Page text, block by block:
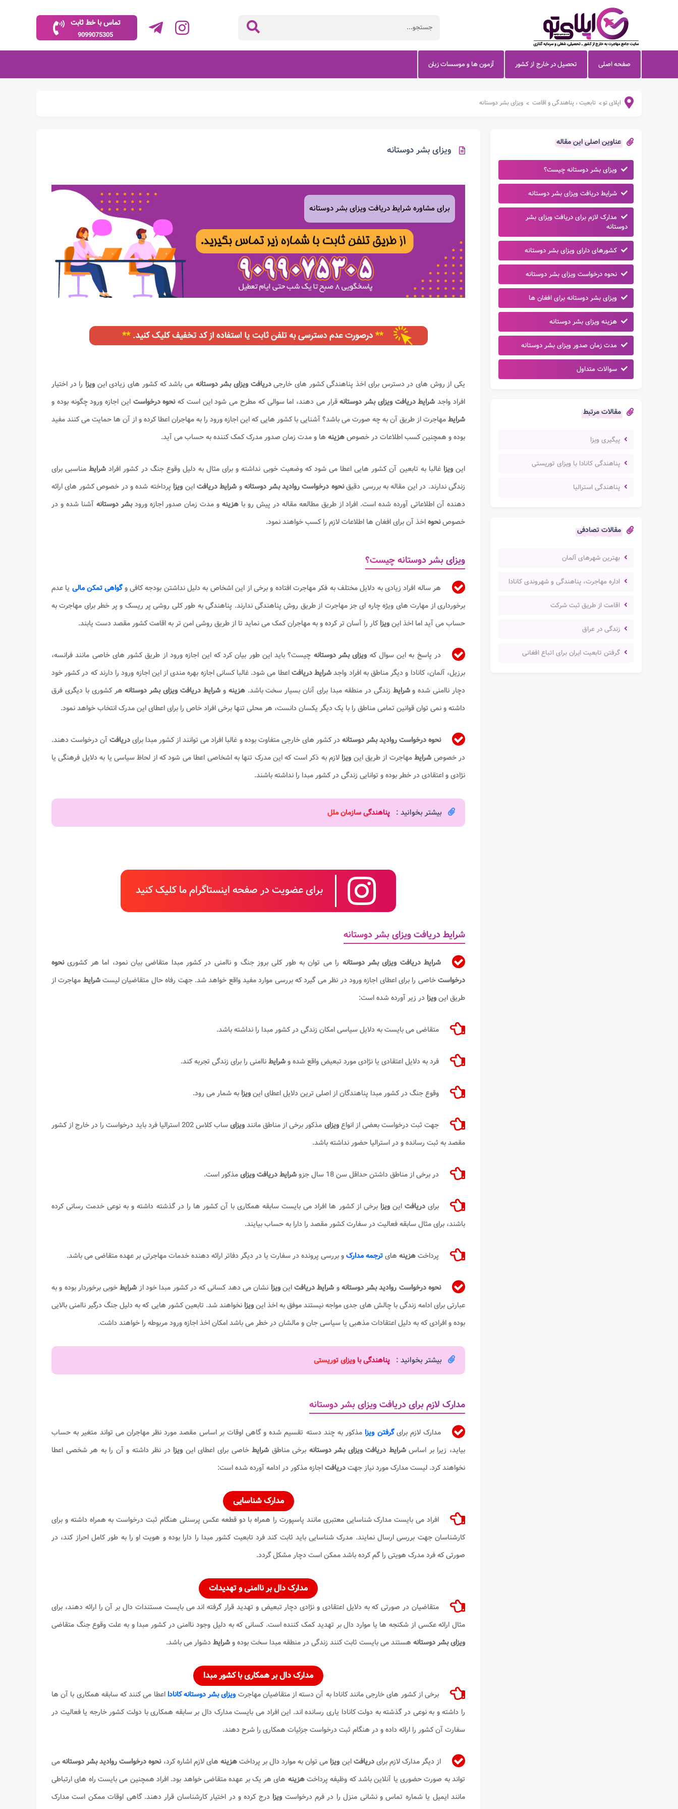
تماس با خط ثابت
9099075305
صفحه اصلی تحصیل در خارج از کشور آزمون ها و موسسات زبان
اپلای تو> تابعیت ، پناهندگی و اقامت > ویزای بشر دوستانه
عناوین اصلی این مقاله
ویزای بشر دوستانه چیست؟
شرایط دریافت ویزای بشر دوستانه
مدارک لازم برای دریافت ویزای بشر
دوستانه
کشورهای دارای ویزای بشر دوستانه
نحوه درخواست ویزای بشر دوستانه
ویزای بشر دوستانه برای افغان ها
هزینه ویزای بشر دوستانه
مدت زمان صدور ویزای بشر دوستانه
سوالات متداول
مقالات مرتبط
پیگیری ویزا
پناهندگی کانادا با ویزای توریستی
پناهندگی استرالیا
مقالات تصادفی
بهترین شهرهای آلمان
اداره مهاجرت، پناهندگی و شهروندی کانادا
اقامت از طریق ثبت شرکت
زندگی در عراق
گرفتن تابعیت ایران برای اتباع افغانی
ویزای بشر دوستانه
برای مشاوره شرایط دریافت ویزای بشر دوستانه
یکی از روش های در دسترس برای اخذ پناهندگی کشور های خارجیدریافت ویزای بشر دوستانه می باشد که کشور های زیادی این ویزا را در اختیار
افراد واجد شرایط دریافت ویزای بشر دوستانهقرار می دهند، اما سوالی که مطرح می شود این است کهنحوه درخواستاین اجازه ورود چگونه بوده و
شرایطمهاجرت از طریق آن به چه صورت می باشد؟ آشنایی با کشور هایی که این اجازه ورود را به مهاجران اعطا کرده و از آن ها حمایت می کنند مفید
بوده و همچنین کسب اطلاعات در خصوصهزینه ها و مدت زمان صدور مدرک کمک کننده به حساب می آید.
اینویزاغالبا به تابعین آن کشور هایی اعطا می شود که وضعیت خوبی نداشته و برای مثال به دلیل وقوع جنگ در کشور افراد شرایط مناسبی برای
زندگی ندارند. در این مقاله به بررسی دقیقنحوه درخواست روادید بشر دوستانهو شرایط دریافتاین ویزا پرداخته شده و در خصوص کشور های ارائه
دهنده آن اطلاعاتی آورده شده است. افراد از طریق مطالعه مقاله در پیش رو با هزینهو مدت زمان صدور اجازه ورودبشر دوستانه آشنا شده و در
خصوصنحوهاخذ آن برای افغان ها اطلاعات لازم را کسب خواهند نمود.
ویزای بشر دوستانه چیست؟
هر ساله افراد زیادی به دلایل مختلف به فکر مهاجرت افتاده و برخی از این اشخاص به دلیل نداشتن بودجه کافی وگواهی تمکن مالی یا عدم
برخورداری از مهارت های ویژه چاره ای جز مهاجرت از طریق روش پناهندگی ندارند. پناهندگی به طور کلی روشی پر ریسک و پر خطر برای مهاجرت به
حساب می آید اما اخذ اینویزاکار را آسان تر کرده و به مهاجران کمک می نماید تا از طریق روشی امن تر به اقامت کشور مقصد دست یابند.
در پاسخ به این سوال که ویزای بشر دوستانه چیست؟ باید این طور بیان کرد که این اجازه ورود از طریق کشور های خاصی مانند فرانسه،
برزیل، آلمان، کانادا و دیگر مناطق به افراد واجدشرایط دریافتاعطا می شود. غالبا کسانی اجازه بهره مندی از این اجازه ورود را دارند که در کشور خود
دچار ناامنی شده وشرایط زندگی در منطقه مبدا برای آنان بسیار سخت باشد.هزینهوشرایط دریافت ویزای بشر دوستانههر کشوری با دیگری فرق
داشته و نمی توان قوانین تمامی مناطق را با یک دیگر یکسان دانست، هر محلی تنها برخی افراد خاص را برای اعطای این مدرک انتخاب خواهد نمود.
نحوه درخواست روادید بشر دوستانهدر کشور های خارجی متفاوت بوده و غالبا افراد می توانند از کشور مبدا برایدریافتآن درخواست دهند.
در خصوص شرایطمهاجرت از طریق این ویزا لازم به ذکر است که این مدرک تنها به اشخاصی اعطا می شود که از لحاظ سیاسی یا به دلایل فرهنگی یا
نژادی و اعتقادی در خطر بوده و توانایی زندگی در کشور مبدا را نداشته باشند.
بیشتر بخوانید : پناهندگی سازمان ملل​
برای عضویت در صفحه اینستاگرام ما کلیک کنید
شرایط دریافت ویزای بشر دوستانه
شرایط دریافت ویزای بشر دوستانه را می توان به طور کلی بروز جنگ و ناامنی در کشور مبدا متقاضی بیان نمود، اما هر کشورینحوه
درخواستخاصی را برای اعطای اجازه ورود در نظر می گیرد که بررسی موارد مفید واقع خواهد شد. جهت رفاه حال متقاضیان لیستشرایط مهاجرت از
طریق اینویزا در زیر آورده شده است:
متقاضی می بایست به دلایل سیاسی امکان زندگی در کشور مبدا را نداشته باشد.
فرد به دلایل اعتقادی یا نژادی مورد تبعیض واقع شده وشرایطناامنی را برای زندگی تجربه کند.
وقوع جنگ در کشور مبدا پناهندگان از اصلی ترین دلایل اعطای اینویزا به شمار می رود.
جهت ثبت درخواست بعضی از انواعویزای مذکور برخی از مناطق مانندویزای
ساب کلاس 202 استرالیا فرد باید درخواست را در خارج از کشور
مقصد به ثبت رسانده و در استرالیا حضور نداشته باشد.
در برخی از مناطق داشتن حداقل سن 18 سال جزو شرایط دریافت ویزایمذکور است.
برایدریافتاینویزا برخی از کشور ها افراد می بایست سابقه همکاری با آن کشور ها را در گذشته داشته و به نوعی خدمت رسانی کرده
باشند، برای مثال سابقه فعالیت در سفارت کشور مقصد را دارا به حساب بیایند.
پرداختهزینه هایترجمه مدارکو بررسی پرونده در سفارت یا در دیگر دفاتر ارائه دهنده خدمات مهاجرتی بر عهده متقاضی می باشد.
نحوه درخواست روادید بشر دوستانهو شرایط دریافتاینویزا نشان می دهد کسانی که در کشور مبدا خود از شرایطخوبی برخوردار بوده و به
عبارتی برای ادامه زندگی با چالش های جدی مواجه نیستند موفق به اخذ اینویزانخواهند شد. تابعین کشور هایی که به دلیل جنگ درگیر ناامنی بالایی
بوده و افرادی که به دلیل اعتقادات مذهبی یا سیاسی جان و مالشان در خطر می باشد امکان اخذ اجازه ورود مربوطه را خواهند داشت.
بیشتر بخوانید : پناهندگی با ویزای توریستی​
مدارک لازم برای دریافت ویزای بشر دوستانه
مدارک لازم برایگرفتن ویزا مذکور به چند دسته تقسیم شده و گاهی اوقات بر اساس مقصد مورد نظر مهاجران می تواند متغیر به حساب
بیاید، زیرا بر اساسشرایط دریافت ویزای بشر دوستانه برخی مناطق شرایطخاصی برای اعطای این ویزا در نظر داشته و آن را به هر شخصی اعطا
نخواهند کرد. لیست مدارک مورد نیاز جهتدریافتاجازه مذکور در ادامه آورده شده است:
مدارک شناسایی
افراد می بایست مدارک شناسایی معتبری مانند پاسپورت را همراه با دو قطعه عکس پرسنلی هنگام ثبت درخواست به همراه داشته و برای
کارشناسان جهت بررسی ارسال نمایند. مدرک شناسایی باید ثابت کند فرد تابعیت کشور مبدا را دارا بوده و هویت او را به طور کامل احراز کند، در
صورتی که فرد مدرک هویتی را گم کرده باشد ممکن است دچار مشکل گردد.
مدارک دال بر ناامنی و تهدیدات
متقاضیان در صورتی که به دلایل اعتقادی و نژادی دچار تبعیض و تهدید قرار گرفته اند می بایست مستندات دال بر آن را ارائه دهند، برای
مثال ارائه عکسی از شکنجه ها یا موارد دال بر تهدید کمک کننده است. کسانی که به دلیل وجود ناامنی در کشور مبدا و به علت وقوع جنگ متقاضی
ویزای بشر دوستانه هستند می بایست ثابت کنند زندگی در منطقه مبدا سخت بوده وشرایطدشوار می باشد.
مدارک دال بر همکاری با کشور مبدا
برخی از کشور های خارجی مانند کانادا به آن دسته از متقاضیان مهاجرت ویزای بشر دوستانه کانادا اعطا می کنند که سابقه همکاری با آن ها
را داشته و به نوعی در گذشته به دولت کانادا یاری رسانده اند. این افراد می بایست مدارک دال بر سابقه همکاری با دولت کشور خارجه یا فعالیت در
سفارت آن کشور را ارائه داده و در هنگام ثبت درخواست جزئیات همکاری را شرح دهند.
از دیگر مدارک لازم برایدریافتاین ویزا می توان به موارد دال بر پرداختهزینه های لازم اشاره کرد،نحوه درخواست روادید بشر دوستانهمی
تواند به صورت حضوری یا آنلاین باشد که وظیفه پرداختهزینه های هر یک بر عهده متقاضی خواهد بود. افراد همچنین می بایست راه های ارتباطی
مانند ایمیل یا شماره تماس و نشانی منزل را در فرم درخواست ویزادرج کرده و در اختیار کارشناسان قرار دهند. گاهی اوقات ممکن است مدارک